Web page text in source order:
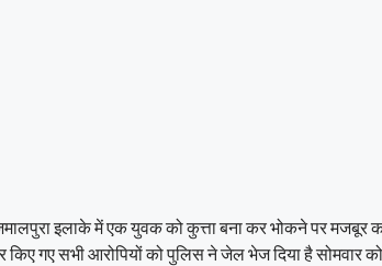
इलाके में एक युवक को कुत्ता बना कर भोकने पर मजबूर
किए गए सभी आरोपियों को पुलिस ने जेल भेज दिया है सोमवार